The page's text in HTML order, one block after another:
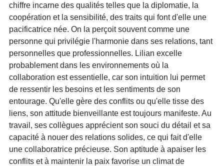
chiffre incarne des qualités telles que la diplomatie, la
coopération et la sensibilité, des traits qui font d'elle une
pacificatrice née. On la perçoit souvent comme une
personne qui privilégie l'harmonie dans ses relations, tant
personnelles que professionnelles. Lilian excelle
probablement dans les environnements où la
collaboration est essentielle, car son intuition lui permet
de ressentir les besoins et les sentiments de son
entourage. Qu'elle gère des conflits ou qu'elle tisse des
liens, son attitude bienveillante est toujours manifeste. Au
travail, ses collègues apprécient son souci du détail et sa
capacité à nouer des relations solides, ce qui fait d'elle
une collaboratrice précieuse. Son aptitude à apaiser les
conflits et à maintenir la paix favorise un climat de